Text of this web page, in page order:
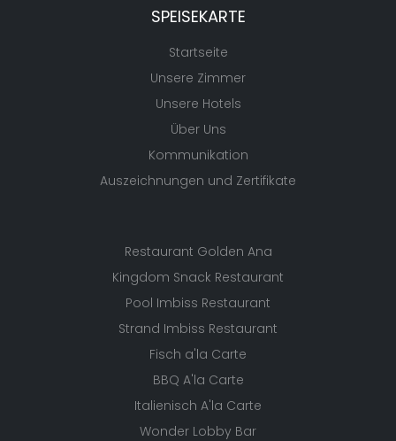
SPEISEKARTE
Startseite
Unsere Zimmer
Unsere Hotels
Über Uns
Kommunikation
Auszeichnungen und Zertifikate
Restaurant Golden Ana
Kingdom Snack Restaurant
Pool Imbiss Restaurant
Strand Imbiss Restaurant
Fisch a'la Carte
BBQ A'la Carte
Italienisch A'la Carte
Wonder Lobby Bar